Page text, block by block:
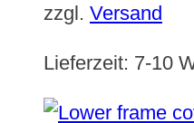
zzgl. Versand
Lieferzeit: 7-10